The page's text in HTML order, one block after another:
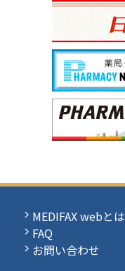
MEDIFAX webとは
FAQ
お問い合わせ